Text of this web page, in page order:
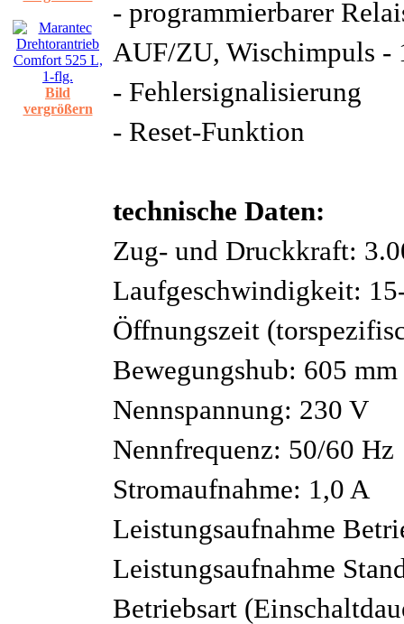
Bild
vergrößern
- programmierbarer
AUF/ZU, Wischimpuls -
- Fehlersignalisierung
- Reset-Funktion
technische Daten:
Zug- und Druckkraft:
Laufgeschwindigkeit:
Öffnungszeit
Bewegungshub: 605 mm
Nennspannung: 230 V
Nennfrequenz: 50/60 Hz
Stromaufnahme: 1,0 A
Leistungsaufnahme
Leistungsaufnahme
Betriebsart